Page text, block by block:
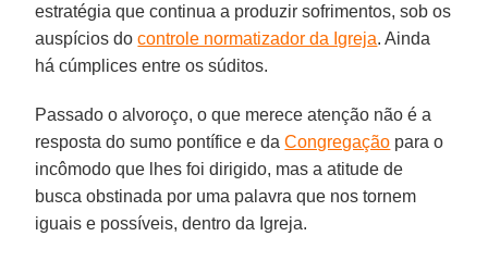
estratégia que continua a produzir sofrimentos, sob os
auspícios docontrole normatizador da Igreja. Ainda
há cúmplices entre os súditos.
Passado o alvoroço, o que merece atenção não é a
resposta do sumo pontífice e daCongregação para o
incômodo que lhes foi dirigido, mas a atitude de
busca obstinada por uma palavra que nos tornem
iguais e possíveis, dentro da Igreja.